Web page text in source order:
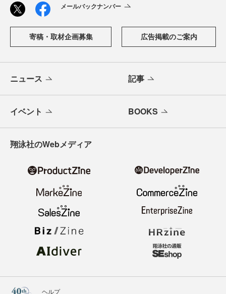
メールバックナンバー
寄稿・取材企画募集 広告掲載のご案内
ニュース 記事
イベント BOOKS
翔泳社のWebメディア
ヘルプ